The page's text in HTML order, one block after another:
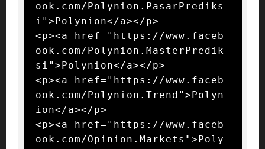
ook.com/Polynion.PasarPrediks
i">Polynion</a></p>
<p><a href="https://www.faceb
ook.com/Polynion.MasterPredik
si">Polynion</a></p>
<p><a href="https://www.faceb
ook.com/Polynion.Trend">Polyn
ion</a></p>
<p><a href="https://www.faceb
ook.com/Opinion.Markets">Poly